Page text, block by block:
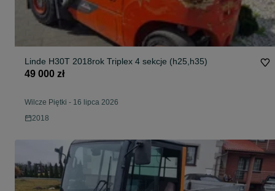
Linde H30T 2018rok Triplex 4 sekcje (h25,h35)
49 000 zł
Wilcze Piętki - 16 lipca 2026
2018